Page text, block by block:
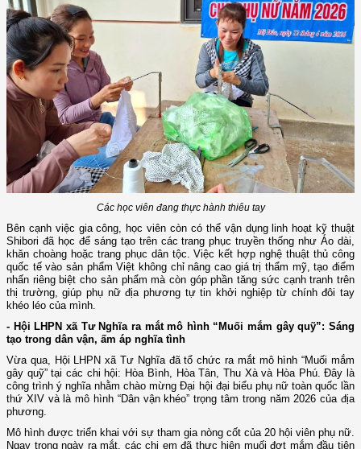
Các học viên đang thực hành thiêu tay
Bên cạnh việc gia công, học viên còn có thể vận dụng linh hoạt kỹ thuật
Shibori đã học để sáng tạo trên các trang phục truyền thống như Áo dài,
khăn choàng hoặc trang phục dân tộc. Việc kết hợp nghệ thuật thủ công
quốc tế vào sản phẩm Việt không chỉ nâng cao giá trị thẩm mỹ, tạo điểm
nhấn riêng biệt cho sản phẩm mà còn góp phần tăng sức cạnh tranh trên
thị trường, giúp phụ nữ địa phương tự tin khởi nghiệp từ chính đôi tay
khéo léo của mình.
- Hội LHPN xã Tư Nghĩa ra mắt mô hình “Muối mắm gây quỹ”: Sáng
tạo trong dân vận, ấm áp nghĩa tình
Vừa qua, Hội LHPN xã Tư Nghĩa đã tổ chức ra mắt mô hình “Muối mắm
gây quỹ” tại các chi hội: Hòa Bình, Hòa Tân, Thu Xà và Hòa Phú. Đây là
công trình ý nghĩa nhằm chào mừng Đại hội đại biểu phụ nữ toàn quốc lần
thứ XIV và là mô hình “Dân vận khéo” trọng tâm trong năm 2026 của địa
phương.
Mô hình được triển khai với sự tham gia nòng cốt của 20 hội viên phụ nữ.
Ngay trong ngày ra mắt, các chị em đã thực hiện muối đợt mắm đầu tiên